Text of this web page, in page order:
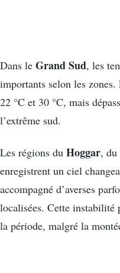
Dans le Grand Sud, les
importants selon les
22 °C et 30 °C, mais
l’extrême sud.
Les régions du Hoggar, du
enregistrent un ciel
accompagné d’averses
localisées. Cette instabilité
la période, malgré la